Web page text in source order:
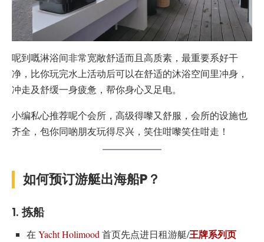
呢到嘅淋浴间非常宽敞舒适而且高质素，最重要系好干
净，比你玩完水上活动后可以在舒适的沐浴空间里冲身，
冲走及舒缓一身疲惫，帮你身心叉足电。
小编私心推荐呢个会所，高级得嚟又舒服，会所的设施也
齐全，包你同啲朋友玩得尽兴，笑住咁嚟笑住咁走！
如何预订游艇出海船P？
1. 拣船
在 Yacht Holimood首页先点进日租游艇/王牌系列页